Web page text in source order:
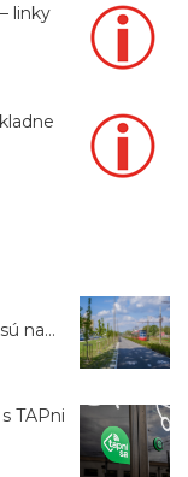
linky
na
TAPni